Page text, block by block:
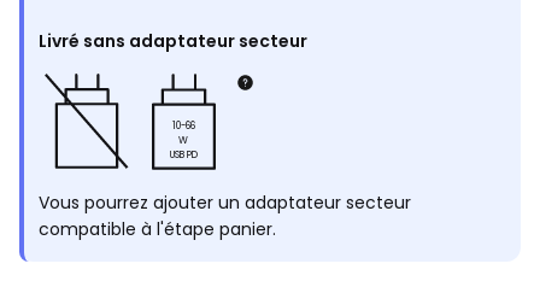
Livré sans adaptateur secteur
10-66
W
USB PD
Vous pourrez ajouter un adaptateur secteur
compatible à l'étape panier.